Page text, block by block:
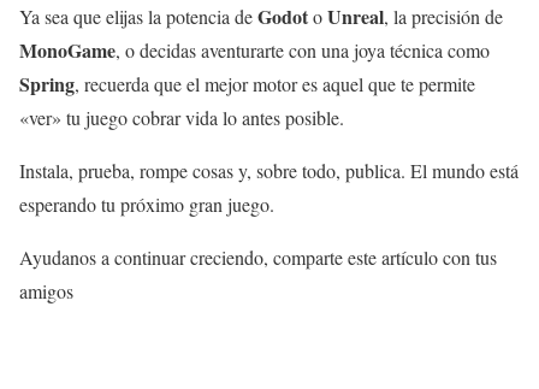
Ya sea que elijas la potencia deGodotoUnreal, la precisión de
MonoGame, o decidas aventurarte con una joya técnica como
Spring, recuerda que el mejor motor es aquel que te permite
«ver» tu juego cobrar vida lo antes posible.
Instala, prueba, rompe cosas y, sobre todo, publica. El mundo está
esperando tu próximo gran juego.
Ayudanos a continuar creciendo, comparte este artículo con tus
amigos